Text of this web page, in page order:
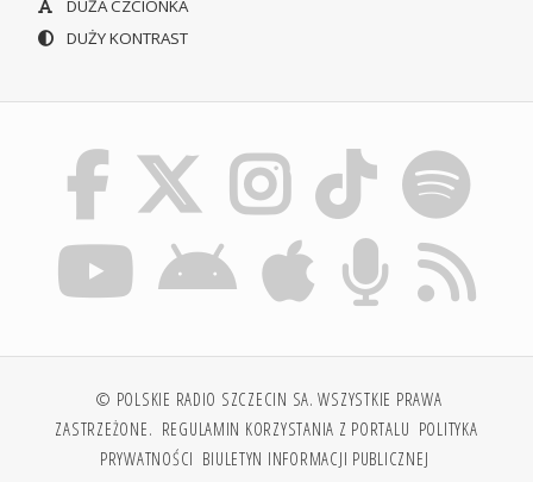
DUŻA CZCIONKA
DUŻY KONTRAST
© POLSKIE RADIO SZCZECIN SA. WSZYSTKIE PRAWA
ZASTRZEŻONE. REGULAMIN KORZYSTANIA Z PORTALU POLITYKA
PRYWATNOŚCI BIULETYN INFORMACJI PUBLICZNEJ